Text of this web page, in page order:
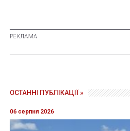
ОСТАННІ ПУБЛІКАЦІЇ »
06 серпня 2026